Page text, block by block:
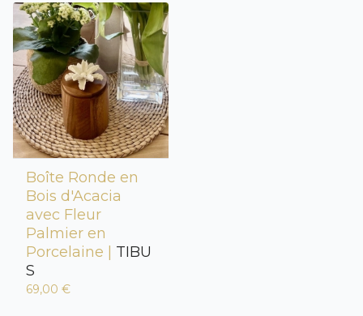
Boîte Ronde en
Bois d'Acacia
avec Fleur
Palmier en
Porcelaine | TIBU
S
69,00 €